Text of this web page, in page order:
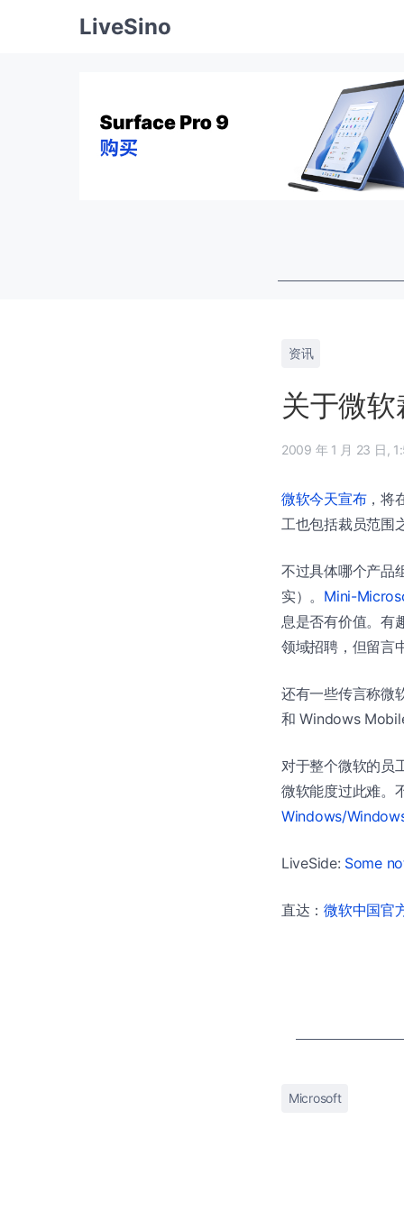
LiveSino
资讯
关于微
微软今天宣布，将
工也包括裁员范围
不过具体哪个产品
实）。 Mini-
息是否有价值。有
领域招聘，但留言
还有一些传言称微
和 Windows
对于整个微软的员
微软能度过此难。
Windows/
LiveSide: Some
直达：微软中国官
Microsoft